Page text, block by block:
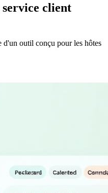
client
outil conçu pour les hôtes